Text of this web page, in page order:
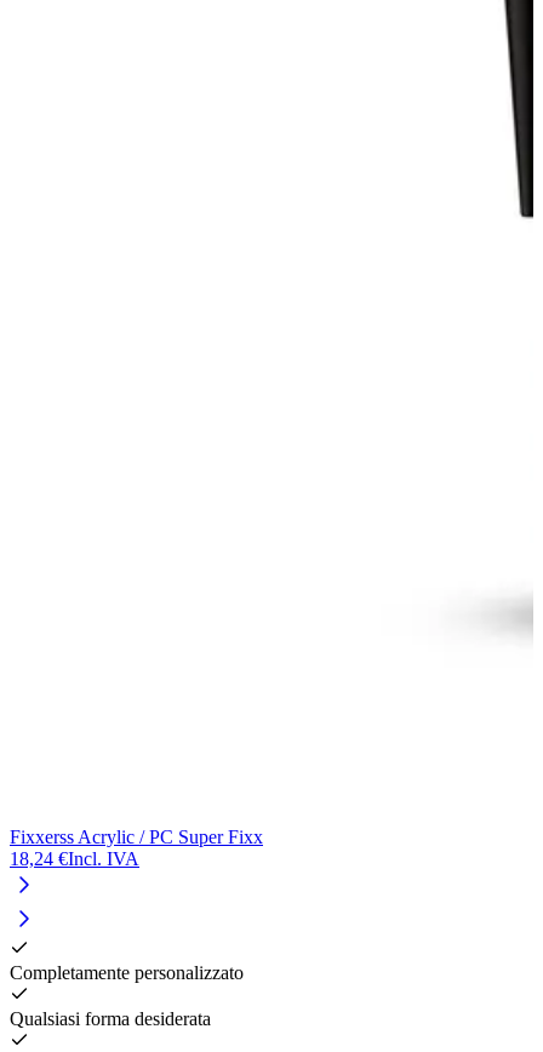
Fixxerss Acrylic / PC Super Fixx
18,24 €Incl. IVA
Completamente personalizzato
Qualsiasi forma desiderata